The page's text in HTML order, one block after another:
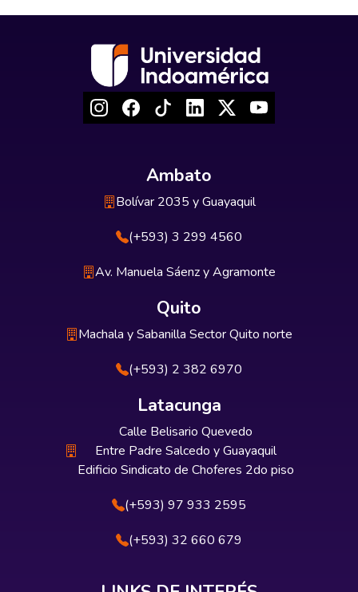
Ambato
Bolívar 2035 y Guayaquil
(+593) 3 299 4560
Av. Manuela Sáenz y Agramonte
Quito
Machala y Sabanilla Sector Quito norte
(+593) 2 382 6970
Latacunga
Calle Belisario Quevedo
Entre Padre Salcedo y Guayaquil
Edificio Sindicato de Choferes 2do piso
(+593) 97 933 2595
(+593) 32 660 679